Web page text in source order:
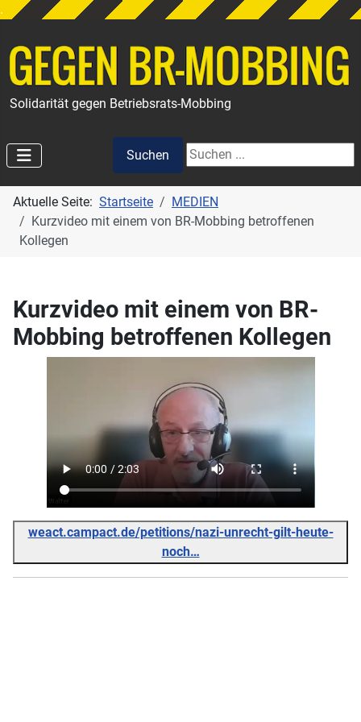
.
Solidarität gegen Betriebsrats-Mobbing
Suchen
Suchen
Aktuelle Seite: Startseite
MEDIEN
Kurzvideo mit einem von BR-Mobbing betroffenen
Kollegen
Kurzvideo mit einem von BR-
Mobbing betroffenen Kollegen
weact.campact.de/petitions/nazi-unrecht-gilt-heute-
noch…